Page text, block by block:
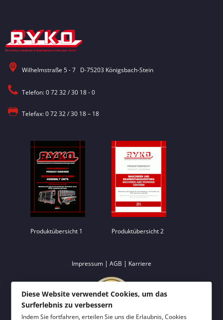
Wilhelmstraße 5 - 7 D-75203 Königsbach-Stein
Telefon: 0 72 32 / 30 18 - 0
Telefax: 0 72 32 / 30 18 – 18
Produktübersicht 1 Produktübersicht 2
Impressum | AGB | Karriere
Diese Website verwendet Cookies, um das
Surferlebnis zu verbessern
Indem Sie fortfahren, erteilen Sie uns die Erlaubnis, Cookies